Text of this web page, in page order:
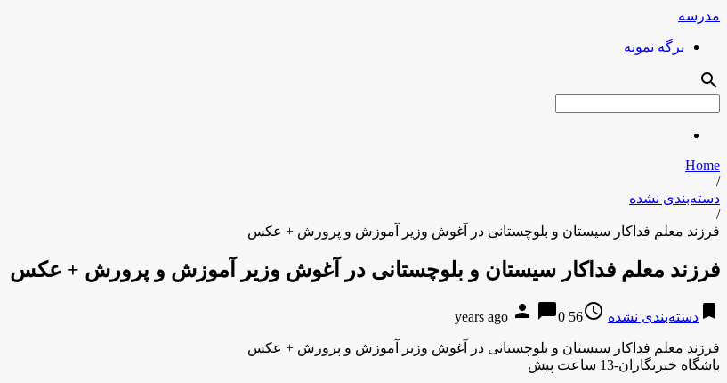
مدرسه
برگه نمونه
search
Home
/
دسته‌بندی نشده
/
فرزند معلم فداکار سیستان و بلوچستانی در آغوش وزیر آموزش و پرورش + عکس
فرزند معلم فداکار سیستان و بلوچستانی در آغوش وزیر آموزش و پرورش + عکس
bookmark دسته‌بندی نشده access_time
56 years ago
person chat_bubble0
فرزند معلم فداکار سیستان و بلوچستانی در آغوش وزیر آموزش و پرورش + عکس
باشگاه خبرنگاران-13 ساعت پیش